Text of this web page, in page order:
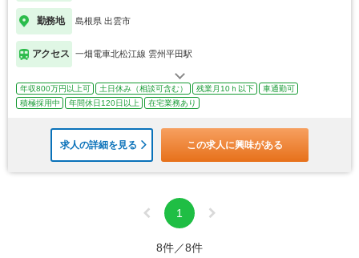
勤務地 島根県 出雲市
アクセス 一畑電車北松江線 雲州平田駅
年収800万円以上可 土日休み（相談可含む） 残業月10ｈ以下
車通勤可
積極採用中
年間休日120日以上 在宅業務あり
求人の詳細を見る この求人に興味がある
1
8件／8件